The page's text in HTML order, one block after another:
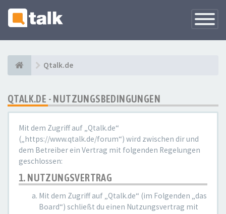
Qtalk.de
QTALK.DE - NUTZUNGSBEDINGUNGEN
Mit dem Zugriff auf „Qtalk.de“
(„https://www.qtalk.de/forum“) wird zwischen dir und
dem Betreiber ein Vertrag mit folgenden Regelungen
geschlossen:
1. NUTZUNGSVERTRAG
Mit dem Zugriff auf „Qtalk.de“ (im Folgenden „das
Board“) schließt du einen Nutzungsvertrag mit